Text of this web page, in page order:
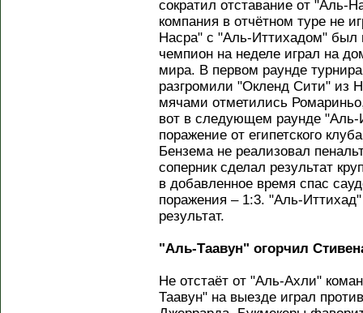
сократил отставание от "Аль-
компания в отчётном туре не
Насра" с "Аль-Иттихадом"
чемпион на неделе играл на
мира. В первом раунде
разгромили "Окленд Сити" из
мячами отметились
вот в следующем раунде "Аль-
поражение от египетского
Бензема не реализовал
соперник сделал результат
в добавленное время спас
поражения – 1:3. "Аль-
результат.
"Аль-Таавун" огорчил
Не отстаёт от "Аль-Ахли"
Таавун" на выезде играл